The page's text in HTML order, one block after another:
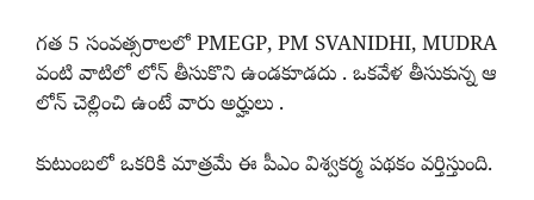
గత 5 సంవత్సరాలలో PMEGP, PM SVANIDHI, MUDRA
వంటి వాటిలో లోన్ తీసుకొని ఉండకూడదు . ఒకవేళ తీసుకున్న ఆ
లోన్ చెల్లించి ఉంటే వారు అర్హులు .
కుటుంబలో ఒకరికి మాత్రమే ఈ పీఎం విశ్వకర్మ పథకం వర్తిస్తుంది.